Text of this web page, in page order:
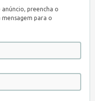
preencha o
para o